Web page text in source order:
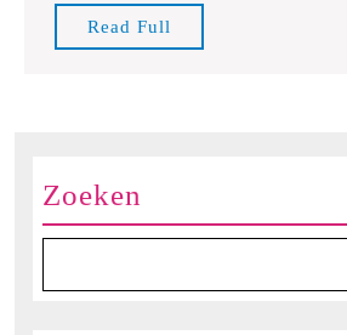
Read Full
Full
Zoeken